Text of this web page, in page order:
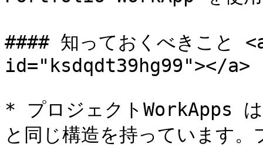
#### 知っておくべきこと
id="ksdqdt39hg99"></a>
* プロジェクトWorkApps
と同じ構造を持っています